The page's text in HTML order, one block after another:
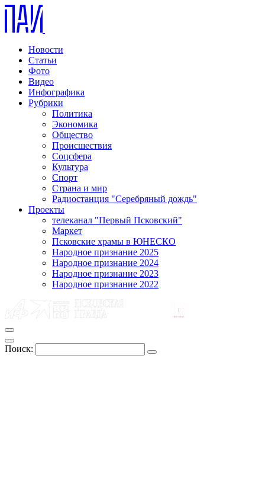
Новости
Статьи
Фото
Видео
Инфографика
Рубрики
Политика
Экономика
Общество
Происшествия
Соцсфера
Культура
Спорт
Страна и мир
Радиостанция "Серебряный дождь"
Проекты
телеканал "Первый Псковский"
Маркет
Псковские храмы в ЮНЕСКО
Народное признание 2025
Народное признание 2024
Народное признание 2023
Народное признание 2022
Поиск: